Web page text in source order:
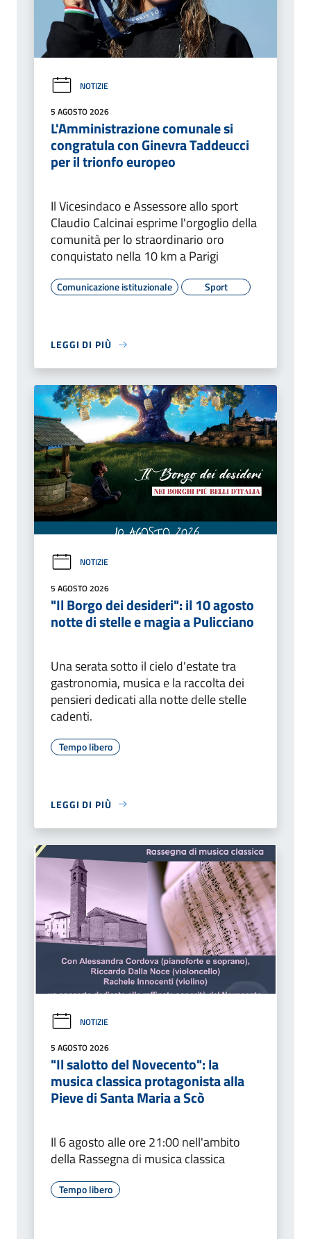
NOTIZIE
5 AGOSTO 2026
L'Amministrazione comunale si
congratula con Ginevra Taddeucci
per il trionfo europeo
Il Vicesindaco e Assessore allo sport
Claudio Calcinai esprime l'orgoglio della
comunità per lo straordinario oro
conquistato nella 10 km a Parigi
Comunicazione istituzionale Sport
LEGGI DI PIÙ
NOTIZIE
5 AGOSTO 2026
"Il Borgo dei desideri": il 10 agosto
notte di stelle e magia a Pulicciano
Una serata sotto il cielo d'estate tra
gastronomia, musica e la raccolta dei
pensieri dedicati alla notte delle stelle
cadenti.
Tempo libero
LEGGI DI PIÙ
NOTIZIE
5 AGOSTO 2026
"Il salotto del Novecento": la
musica classica protagonista alla
Pieve di Santa Maria a Scò
Il 6 agosto alle ore 21:00 nell'ambito
della Rassegna di musica classica
Tempo libero